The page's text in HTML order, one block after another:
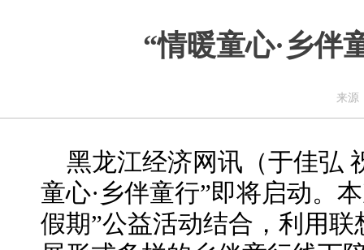
“情暖童心·乡伴
来源
黑龙江经济网讯（于佳弘
童心·乡伴童行”即将启动。
假期”公益活动结合，利用